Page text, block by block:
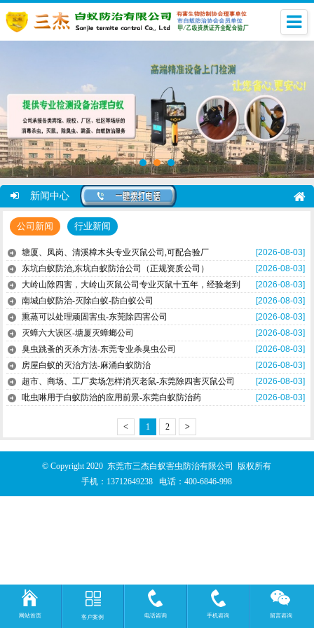
新闻中心
公司新闻 行业新闻
[2026-08-03]
塘厦、凤岗、清溪樟木头专业灭鼠公司,可配合验厂
[2026-08-03]
东坑白蚁防治,东坑白蚁防治公司（正规资质公司）
[2026-08-03]
大岭山除四害，大岭山灭鼠公司专业灭鼠十五年，经验老到
[2026-08-03]
南城白蚁防治-灭除白蚁-防白蚁公司
[2026-08-03]
熏蒸可以处理顽固害虫-东莞除四害公司
[2026-08-03]
灭蟑六大误区-塘厦灭蟑螂公司
[2026-08-03]
臭虫跳蚤的灭杀方法-东莞专业杀臭虫公司
[2026-08-03]
房屋白蚁的灭治方法-麻涌白蚁防治
[2026-08-03]
超市、商场、工厂卖场怎样消灭老鼠-东莞除四害灭鼠公司
[2026-08-03]
吡虫啉用于白蚁防治的应用前景-东莞白蚁防治药
< 1 2 >
© Copyright 2020 东莞市三杰白蚁害虫防治有限公司 版权所有
手机： 13712649238 电话：400-6846-998
网站首页 客户案例 电话咨询 手机咨询 留言咨询